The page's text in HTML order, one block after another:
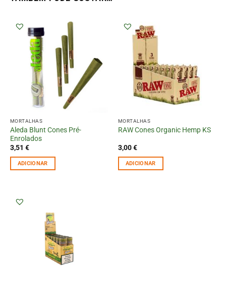
MORTALHAS
Aleda Blunt Cones Pré-
Enrolados
3,51 €
ADICIONAR
MORTALHAS
RAW Cones Organic Hemp KS
3,00€
ADICIONAR